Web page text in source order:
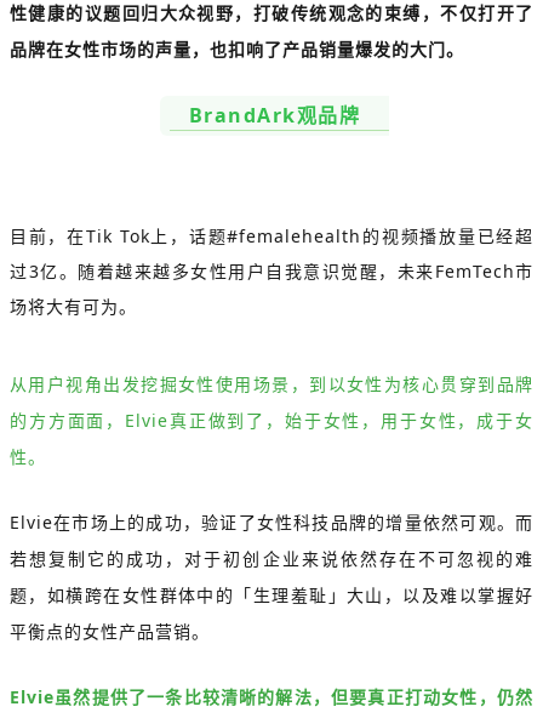
性健康的议题回归大众视野，打破传统观念的束缚，不仅打开了
品牌在女性市场的声量，也扣响了产品销量爆发的大门。
BrandArk观品牌
目前，在Tik Tok上，话题#femalehealth的视频播放量已经超
过3亿。 随着越来越多女性用户自我意识觉醒，未来FemTech市
场将大有可为。
从用户视角出发挖掘女性使用场景，到以女性为核心贯穿到品牌
的方方面面，Elvie真正做到了，始于女性，用于女性，成于女
性。
Elvie在市场上的成功，验证了女性科技品牌的增量依然可观。而
若想复制它的成功，对于初创企业来说依然存在不可忽视的难
题，如横跨在女性群体中的「生理羞耻」大山，以及难以掌握好
平衡点的女性产品营销。
Elvie虽然提供了一条比较清晰的解法，但要真正打动女性，仍然